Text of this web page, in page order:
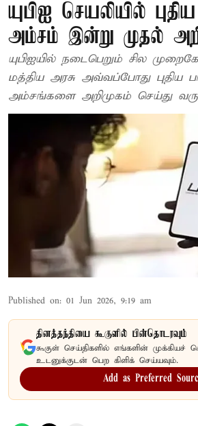
யுபிஐ செயலியில் புதிய
அம்சம் இன்று முதல்
யுபிஐயில் நடைபெறும் சில
மத்திய அரசு அவ்வப்போது புதிய
அம்சங்களை அறிமுகம் செய்து
Published on: 01 Jun 2026, 9:19 am
தினத்தந்தியை கூகுளில் பின்தொடரவும்
கூகுள் செய்திகளில் எங்களின் முக்கியச்
உடனுக்குடன் பெற கிளிக் செய்யவும்.
Add as Preferred